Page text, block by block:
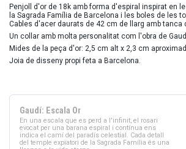
Penjoll d'or de 18k amb forma d'espiral inspirat en
la Sagrada Família de Barcelona i les boles de les
Cables d'acer daurats de 42 cm de llarg amb tanca
Un collar amb molta personalitat com l'obra de
Mides de la peça d'or: 2,5 cm alt x 2,3 cm
Joia de disseny propi feta a Barcelona.
Gaudí: Escala Or
En una escala que es perd a l'infinit, el rosari
evocat per una barana espiral i contínua ens
indica el camí del paradís celestial. Cada detall
del temple expiatori de la Sagrada Família és una